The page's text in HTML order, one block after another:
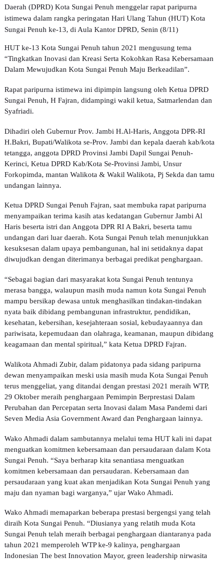
Daerah (DPRD) Kota Sungai Penuh menggelar rapat paripurna
istimewa dalam rangka peringatan Hari Ulang Tahun (HUT) Kota
Sungai Penuh ke-13, di Aula Kantor DPRD, Senin (8/11)
HUT ke-13 Kota Sungai Penuh tahun 2021 mengusung tema
“Tingkatkan Inovasi dan Kreasi Serta Kokohkan Rasa Kebersamaan
Dalam Mewujudkan Kota Sungai Penuh Maju Berkeadilan”.
Rapat paripurna istimewa ini dipimpin langsung oleh Ketua DPRD
Sungai Penuh, H Fajran, didampingi wakil ketua, Satmarlendan dan
Syafriadi.
Dihadiri oleh Gubernur Prov. Jambi H.Al-Haris, Anggota DPR-RI
H.Bakri, Bupati/Walikota se-Prov. Jambi dan kepala daerah kab/kota
tetangga, anggota DPRD Provinsi Jambi Dapil Sungai Penuh-
Kerinci, Ketua DPRD Kab/Kota Se-Provinsi Jambi, Unsur
Forkopimda, mantan Walikota & Wakil Walikota, Pj Sekda dan tamu
undangan lainnya.
Ketua DPRD Sungai Penuh Fajran, saat membuka rapat paripurna
menyampaikan terima kasih atas kedatangan Gubernur Jambi Al
Haris beserta istri dan Anggota DPR RI A Bakri, beserta tamu
undangan dari luar daerah. Kota Sungai Penuh telah menunjukkan
kesuksesan dalam upaya pembangunan, hal ini setidaknya dapat
diwujudkan dengan diterimanya berbagai predikat penghargaan.
“Sebagai bagian dari masyarakat kota Sungai Penuh tentunya
merasa bangga, walaupun masih muda namun kota Sungai Penuh
mampu bersikap dewasa untuk menghasilkan tindakan-tindakan
nyata baik dibidang pembangunan infrastruktur, pendidikan,
kesehatan, kebersihan, kesejahteraan sosial, kebudayaannya dan
pariwisata, kepemudaan dan olahraga, keamanan, maupun dibidang
keagamaan dan mental spiritual,” kata Ketua DPRD Fajran.
Walikota Ahmadi Zubir, dalam pidatonya pada sidang paripurna
dewan menyampaikan meski usia masih muda Kota Sungai Penuh
terus menggeliat, yang ditandai dengan prestasi 2021 meraih WTP,
29 Oktober meraih penghargaan Pemimpin Berprestasi Dalam
Perubahan dan Percepatan serta Inovasi dalam Masa Pandemi dari
Seven Media Asia Government Award dan Penghargaan lainnya.
Wako Ahmadi dalam sambutannya melalui tema HUT kali ini dapat
menguatkan komitmen kebersamaan dan persaudaraan dalam Kota
Sungai Penuh. “Saya berharap kita senantiasa menguatkan
komitmen kebersamaan dan persaudaran. Kebersamaan dan
persaudaraan yang kuat akan menjadikan Kota Sungai Penuh yang
maju dan nyaman bagi warganya,” ujar Wako Ahmadi.
Wako Ahmadi memaparkan beberapa prestasi bergengsi yang telah
diraih Kota Sungai Penuh. “Diusianya yang relatih muda Kota
Sungai Penuh telah meraih berbagai penghargaan diantaranya pada
tahun 2021 memperoleh WTP ke-9 kalinya, penghargaan
Indonesian The best Innovation Mayor, green leadership nirwasita